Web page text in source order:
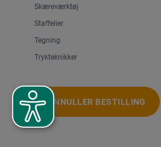
Nabertherm
Polyform
Skæreværktøj
Staffelier
Tegning
Trykteknikker
ANNULLER BESTILLING